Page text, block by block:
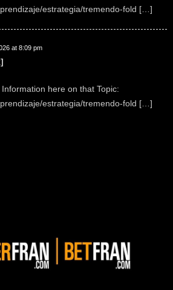
estrategia/tremendo-fold […]
at 8:09 pm
here on that Topic:
estrategia/tremendo-fold […]